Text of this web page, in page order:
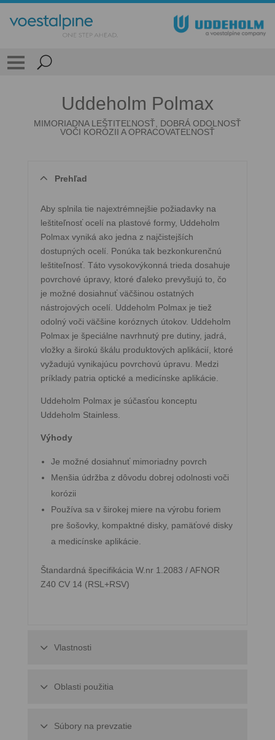
Uddeholm Polmax
MIMORIADNA LEŠTITEĽNOSŤ, DOBRÁ ODOLNOSŤ
VOČI KORÓZII A OPRACOVATEĽNOSŤ
Prehľad
Aby splnila tie najextrémnejšie požiadavky na
leštiteľnosť ocelí na plastové formy, Uddeholm
Polmax vyniká ako jedna z najčistejších
dostupných ocelí. Ponúka tak bezkonkurenčnú
leštiteľnosť. Táto vysokovýkonná trieda dosahuje
povrchové úpravy, ktoré ďaleko prevyšujú to, čo
je možné dosiahnuť väčšinou ostatných
nástrojových ocelí. Uddeholm Polmax je tiež
odolný voči väčšine koróznych útokov. Uddeholm
Polmax je špeciálne navrhnutý pre dutiny, jadrá,
vložky a širokú škálu produktových aplikácií, ktoré
vyžadujú vynikajúcu povrchovú úpravu. Medzi
príklady patria optické a medicínske aplikácie.
Uddeholm Polmax je súčasťou konceptu
Uddeholm Stainless.
Výhody
Je možné dosiahnuť mimoriadny povrch
Menšia údržba z dôvodu dobrej odolnosti voči
korózii
Používa sa v širokej miere na výrobu foriem
pre šošovky, kompaktné disky, pamäťové disky
a medicínske aplikácie.
Štandardná špecifikácia W.nr 1.2083 / AFNOR
Z40 CV 14 (RSL+RSV)
Vlastnosti
Oblasti použitia
Súbory na prevzatie